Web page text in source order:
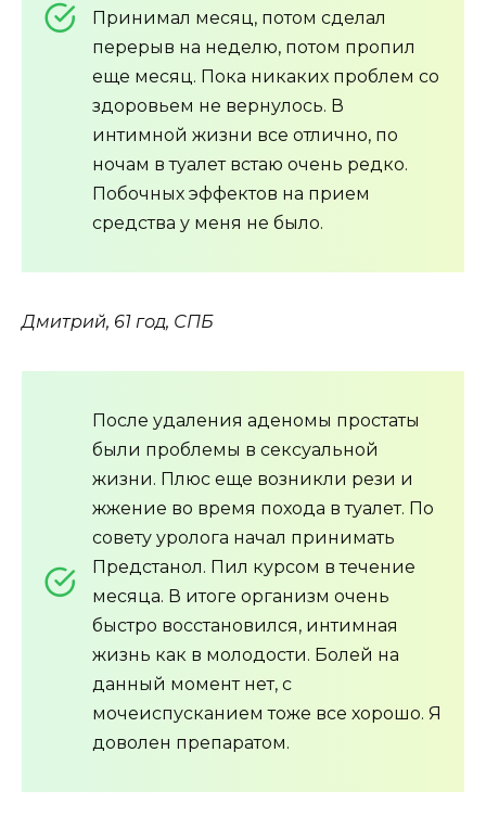
Принимал месяц, потом сделал
перерыв на неделю, потом пропил
еще месяц. Пока никаких проблем со
здоровьем не вернулось. В
интимной жизни все отлично, по
ночам в туалет встаю очень редко.
Побочных эффектов на прием
средства у меня не было.
Дмитрий, 61 год, СПБ
После удаления аденомы простаты
были проблемы в сексуальной
жизни. Плюс еще возникли рези и
жжение во время похода в туалет. По
совету уролога начал принимать
Предстанол. Пил курсом в течение
месяца. В итоге организм очень
быстро восстановился, интимная
жизнь как в молодости. Болей на
данный момент нет, с
мочеиспусканием тоже все хорошо. Я
доволен препаратом.